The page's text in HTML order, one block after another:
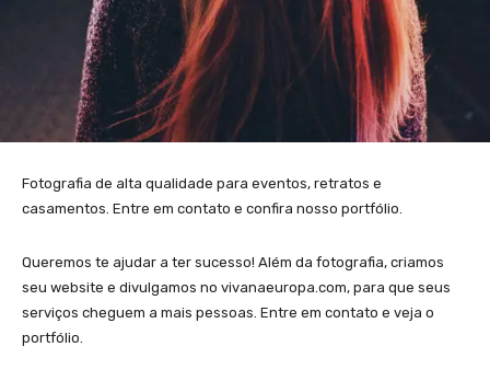
Fotografia de alta qualidade para eventos, retratos e
casamentos. Entre em contato e confira nosso portfólio.
Queremos te ajudar a ter sucesso! Além da fotografia, criamos
seu website e divulgamos no vivanaeuropa.com, para que seus
serviços cheguem a mais pessoas. Entre em contato e veja o
portfólio.